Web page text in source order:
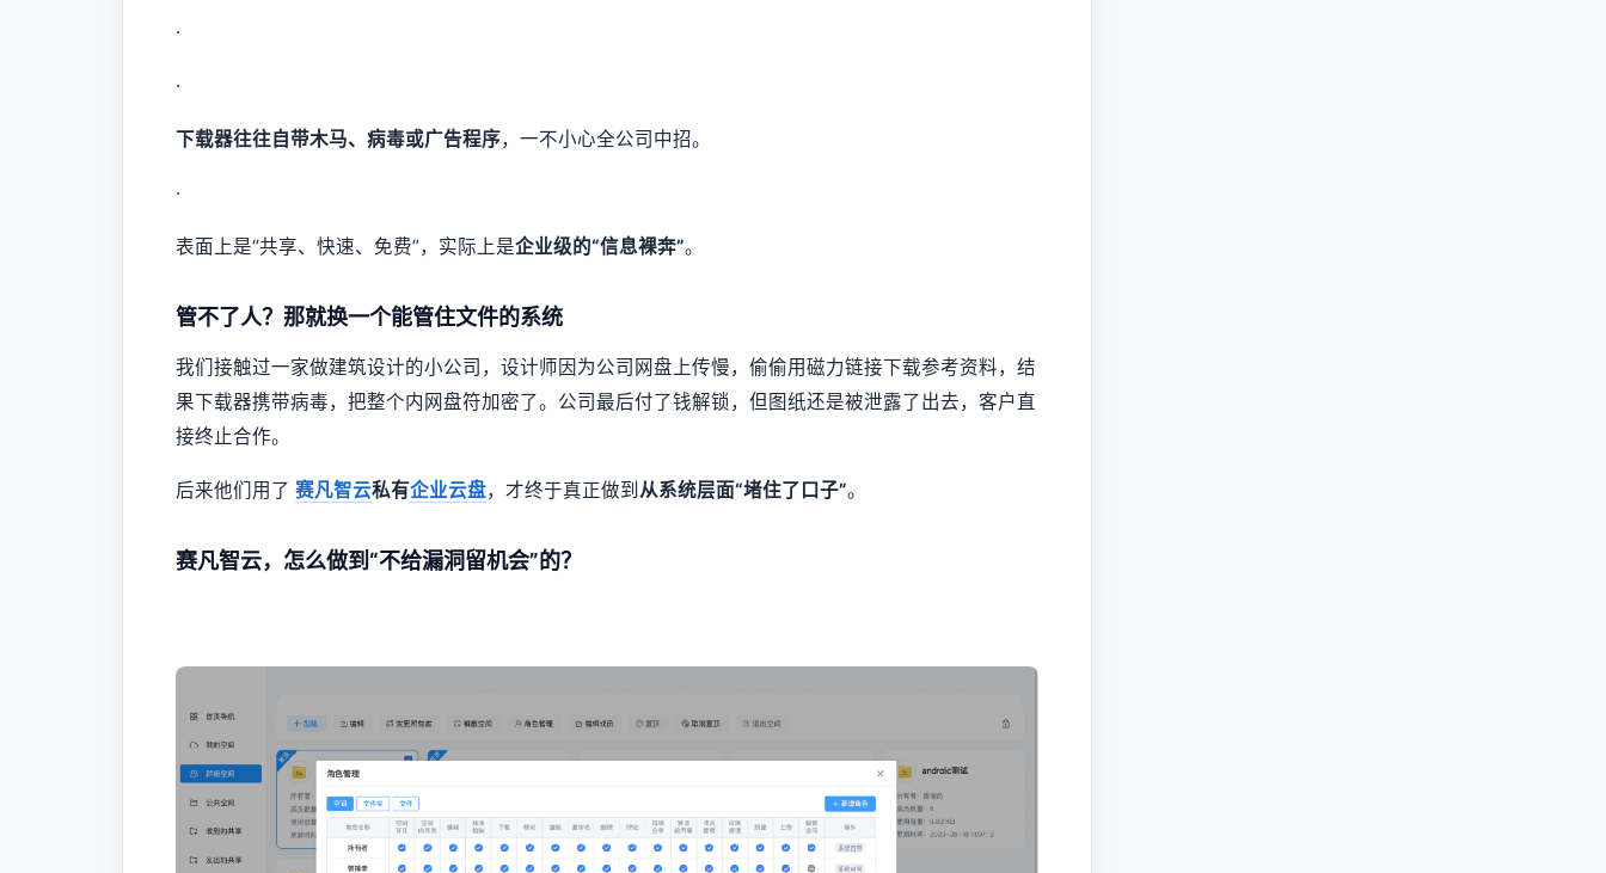
·
·
下载器往往自带木马、病毒或广告程序，一不小心全公司中招。
·
表面上是“共享、快速、免费”，实际上是企业级的“信息裸奔”。
管不了人？那就换一个能管住文件的系统
我们接触过一家做建筑设计的小公司，设计师因为公司网盘上传慢，偷偷用磁力链接下载参考资料，结
果下载器携带病毒，把整个内网盘符加密了。公司最后付了钱解锁，但图纸还是被泄露了出去，客户直
接终止合作。
后来他们用了 赛凡智云私有企业云盘，才终于真正做到 从系统层面“堵住了口子”。
赛凡智云，怎么做到“不给漏洞留机会”的？